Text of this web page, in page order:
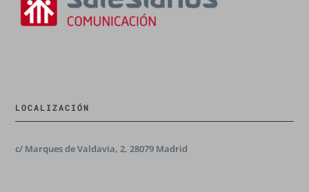
LOCALIZACIÓN
c/ Marques de Valdavia, 2, 28079 Madrid